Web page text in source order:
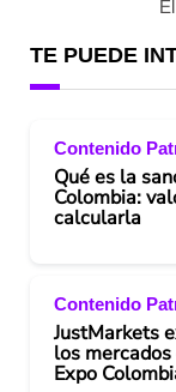
TE PUEDE
Contenido
Qué es la
Colombia:
calcularla
Contenido
JustMarkets
los
Expo